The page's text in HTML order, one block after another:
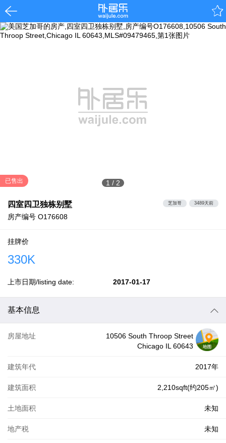
1 / 2
已售出
四室四卫独栋别墅
房产编号 O176608
芝加哥 3489天前
挂牌价
330K
上市日期/listing date: 2017-01-17
基本信息
房屋地址
10506 South Throop Street
Chicago IL 60643
建筑年代 2017年
建筑面积 2,210sqft(约205㎡)
土地面积 未知
地产税 未知